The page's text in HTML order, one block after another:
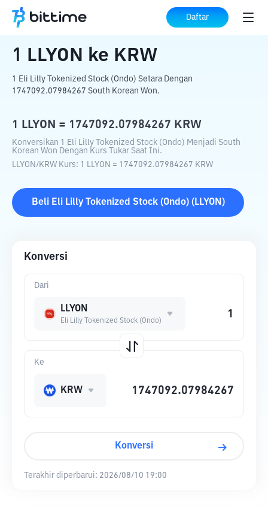
Daftar
Beranda Konverter Kripto LLYON KRW
1 LLYON ke KRW
1 Eli Lilly Tokenized Stock (Ondo) Setara Dengan
1747092.07984267 South Korean Won.
1 LLYON = 1747092.07984267 KRW
Konversikan 1 Eli Lilly Tokenized Stock (Ondo) Menjadi South
Korean Won Dengan Kurs Tukar Saat Ini.
LLYON/KRW Kurs: 1 LLYON = 1747092.07984267 KRW
Beli Eli Lilly Tokenized Stock (Ondo)( LLYON )
Konversi
Dari
LLYON
Eli Lilly Tokenized Stock (Ondo)
Ke
KRW
Konversi
Terakhir diperbarui: 2026/08/10 19:00